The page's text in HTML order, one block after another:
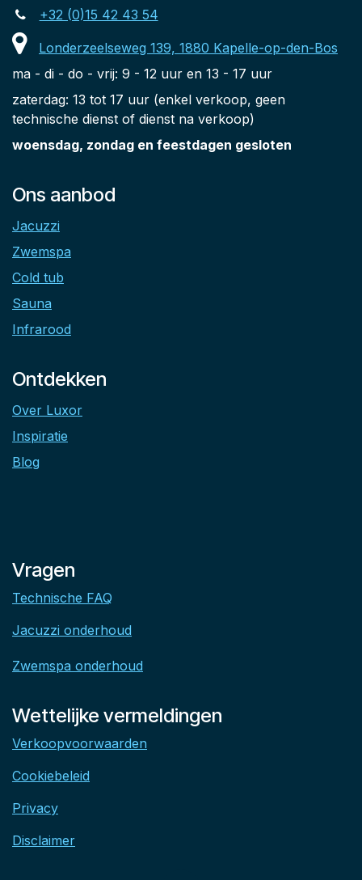
+32 (0)15 42 43 54
Londerzeelseweg 139, 1880 Kapelle-op-den-Bos
ma - di - do - vrij: 9 - 12 uur en 13 - 17 uur
zaterdag: 13 tot 17 uur (enkel verkoop, geen
technische dienst of dienst na verkoop)
woensdag, zondag en feestdagen gesloten
Ons aanbod
Jacuzzi
Zwemspa
Cold tub
Sauna
Infrarood
Ontdekken
Over Luxor
Inspiratie
Blog
Vragen
Technische FAQ
Jacuzzi onderhoud
Zwemspa onderhoud
Wettelijke vermeldingen
Verkoopvoorwaarden
Cookiebeleid
Privacy
Disclaimer